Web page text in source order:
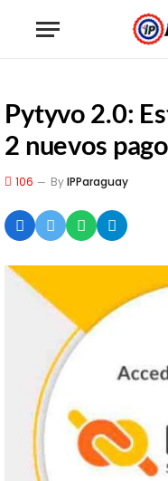
Pytyvo 2.0:
2 nuevos
106 ByIPParaguay